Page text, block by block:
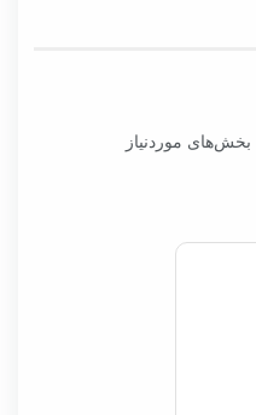
بخش‌های موردنیاز